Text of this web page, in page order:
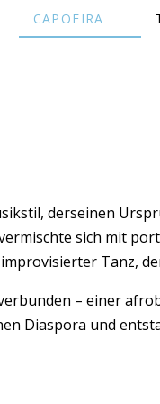
CAPOEIRA
derseinen
sich mit
Tanz,
– einer
Diaspora und